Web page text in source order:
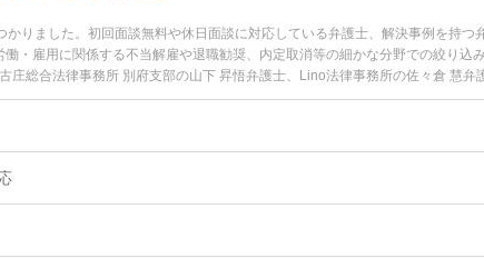
りました。初回面談無料や休日面談に対応している弁護士、解決事例を持
・雇用に関係する不当解雇や退職勧奨、内定取消等の細かな分野での絞り込
庄総合法律事務所 別府支部の山下 昇悟弁護士、Lino法律事務所の佐々倉 慧
した問題社員の対応のトラブルを今すぐに弁護士に相談したい』『問題社員
律相談できる大分県内の弁護士に相談予約したい』などでお困りの相談者さ